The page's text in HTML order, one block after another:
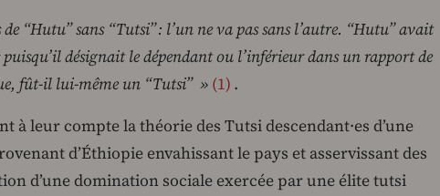
“Hutu” sans “Tutsi” : l’un ne va pas sans l’autre. “Hutu” avait
puisqu’il désignait le dépendant ou l’inférieur dans un rapport de
fût-il lui-même un “Tutsi” » 1 .
à leur compte la théorie des Tutsi descendant·es d’une
d’Éthiopie envahissant le pays et asservissant des
d’une domination sociale exercée par une élite tutsi